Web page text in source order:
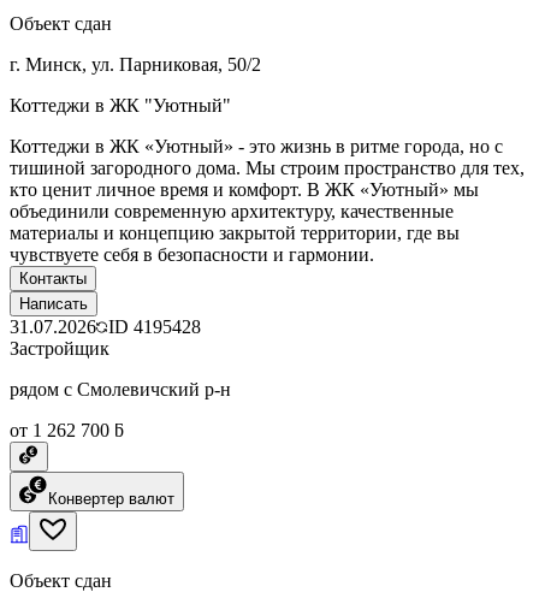
Объект сдан
г. Минск, ул. Парниковая, 50/2
Коттеджи в ЖК "Уютный"
Коттеджи в ЖК «Уютный» - это жизнь в ритме города, но с
тишиной загородного дома. Мы строим пространство для тех,
кто ценит личное время и комфорт. В ЖК «Уютный» мы
объединили современную архитектуру, качественные
материалы и концепцию закрытой территории, где вы
чувствуете себя в безопасности и гармонии.
Контакты
Написать
31.07.2026 ID 4195428
Застройщик
рядом с Смолевичский р-н
от 1 262 700 ƃ
Конвертер валют
Объект сдан